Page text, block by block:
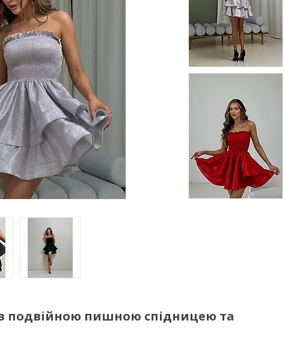
подвійною пишною спідницею та